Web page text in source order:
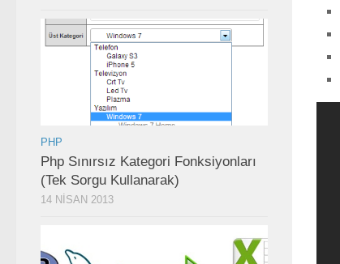
PHP
Php Sınırsız Kategori Fonksiyonları
(Tek Sorgu Kullanarak)
14 NISAN 2013